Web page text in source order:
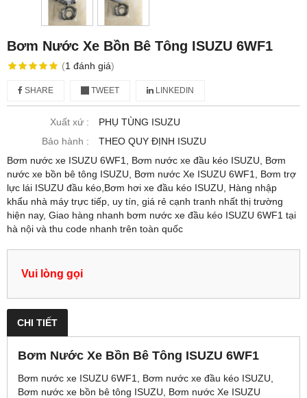
Bơm Nước Xe Bồn Bê Tông ISUZU 6WF1
(1 đánh giá)
SHARE TWEET LINKEDIN
Xuất xứ :
PHỤ TÙNG ISUZU
Bảo hành :
THEO QUY ĐỊNH ISUZU
Bơm nước xe ISUZU 6WF1, Bơm nước xe đầu kéo ISUZU, Bơm
nước xe bồn bê tông ISUZU, Bơm nước Xe ISUZU 6WF1, Bơm trợ
lực lái ISUZU đầu kéo,Bơm hơi xe đầu kéo ISUZU, Hàng nhập
khẩu nhà máy trực tiếp, uy tín, giá rẻ cạnh tranh nhất thị trường
hiện nay, Giao hàng nhanh bơm nước xe đầu kéo ISUZU 6WF1 tại
hà nội và thu code nhanh trên toàn quốc
Vui lòng gọi
CHI TIẾT
Bơm Nước Xe Bồn Bê Tông ISUZU 6WF1
Bơm nước xe ISUZU 6WF1, Bơm nước xe đầu kéo ISUZU,
Bơm nước xe bồn bê tông ISUZU, Bơm nước Xe ISUZU